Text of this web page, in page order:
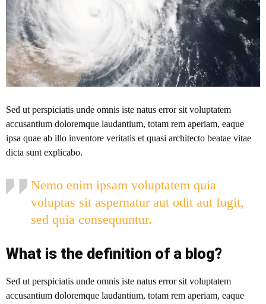
Sed ut perspiciatis unde omnis iste natus error sit voluptatem
accusantium doloremque laudantium, totam rem aperiam, eaque
ipsa quae ab illo inventore veritatis et quasi architecto beatae vitae
dicta sunt explicabo.
Nemo enim ipsam voluptatem quia
voluptas sit aspernatur aut odit aut fugit,
sed quia consequuntur.
What is the definition of a blog?
Sed ut perspiciatis unde omnis iste natus error sit voluptatem
accusantium doloremque laudantium, totam rem aperiam, eaque